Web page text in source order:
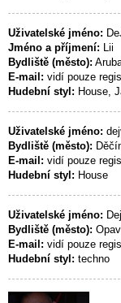
Uživatelské jméno:
Jméno a příjmení: Lii
Bydliště (město):
E-mail: vidí pouze
Hudební styl: House,
Uživatelské jméno:
Bydliště (město):
E-mail: vidí pouze
Hudební styl: House
Uživatelské jméno:
Bydliště (město):
E-mail: vidí pouze
Hudební styl: techno